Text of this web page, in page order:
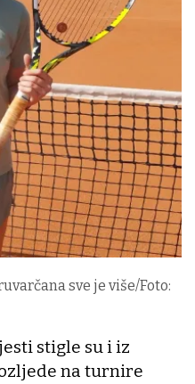
sve je više/Foto:
stigle su i iz
na turnire